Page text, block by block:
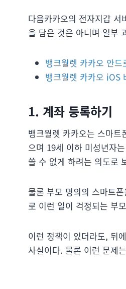
다음카카오의 전자지갑
을 담은 것은 아니며 일부
뱅크월렛 카카오 안
뱅크월렛 카카오 iOS
1. 계좌 등록하기
뱅크월렛 카카오는 스마
으며 19세 이하 미성년자
쓸 수 없게 하려는 의도로
물론 부모 명의의 스마트
로 이런 일이 걱정되는 부
이런 정책이 있더라도, 뒤
사실이다. 물론 이런 문제